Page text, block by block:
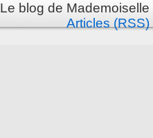
Le blog de
Articles (RSS)